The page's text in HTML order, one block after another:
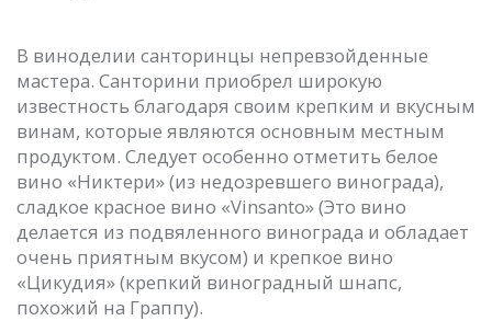
В виноделии санторинцы непревзойденные
мастера. Санторини приобрел широкую
известность благодаря своим крепким и вкусным
винам, которые являются основным местным
продуктом. Следует особенно отметить белое
вино «Никтери» (из недозревшего винограда),
сладкое красное вино «Vinsanto» (Это вино
делается из подвяленного винограда и обладает
очень приятным вкусом) и крепкое вино
«Цикудия» (крепкий виноградный шнапс,
похожий на Граппу).